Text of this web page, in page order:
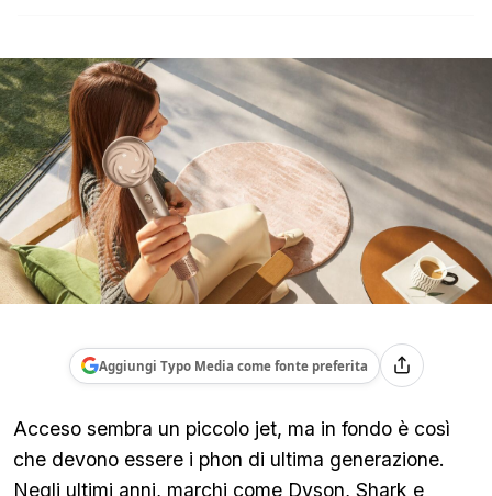
Aggiungi Typo Media come fonte preferita
Acceso sembra un piccolo jet, ma in fondo è così
che devono essere i phon di ultima generazione.
Negli ultimi anni, marchi come Dyson, Shark e